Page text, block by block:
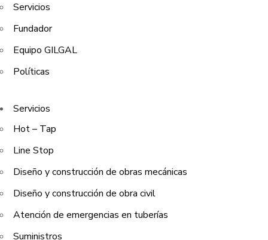
Servicios
Fundador
Equipo GILGAL
Políticas
Servicios
Hot – Tap
Line Stop
Diseño y construcción de obras mecánicas
Diseño y construcción de obra civil
Atención de emergencias en tuberías
Suministros